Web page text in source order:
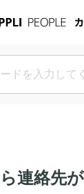
連絡先